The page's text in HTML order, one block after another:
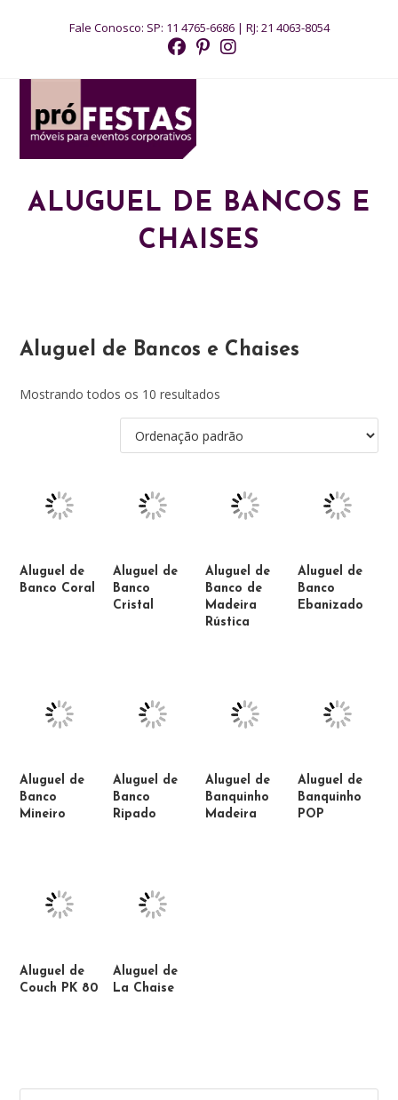
conteúdo
Fale Conosco: SP: 11 4765-6686| RJ: 21 4063-8054
ALUGUEL DE BANCOS E
CHAISES
Aluguel de Bancos e Chaises
Mostrando todos os 10 resultados
Aluguel de
Banco Coral
Aluguel de
Banco
Cristal
Aluguel de
Banco de
Madeira
Rústica
Aluguel de
Banco
Ebanizado
Aluguel de
Banco
Mineiro
Aluguel de
Banco
Ripado
Aluguel de
Banquinho
Madeira
Aluguel de
Banquinho
POP
Aluguel de
Couch PK 80
Aluguel de
La Chaise